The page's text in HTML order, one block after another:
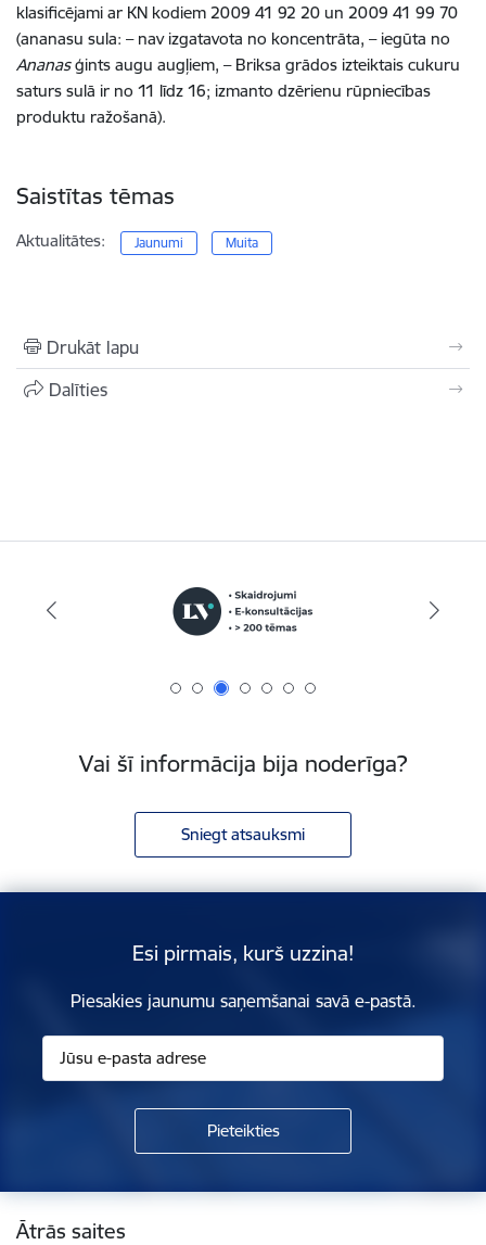
klasificējami ar KN kodiem 2009 41 92 20 un 2009 41 99 70
(ananasu sula: – nav izgatavota no koncentrāta, – iegūta no
Ananasģints augu augļiem, – Briksa grādos izteiktais cukuru
saturs sulā ir no 11 līdz 16; izmanto dzērienu rūpniecības
produktu ražošanā).
Saistītas tēmas
Aktualitātes: Jaunumi Muita
Drukāt lapu
Dalīties
Vai šī informācija bija noderīga?
Sniegt atsauksmi
Esi pirmais, kurš uzzina!
Piesakies jaunumu saņemšanai savā e-pastā.
Kājene
Ātrās saites